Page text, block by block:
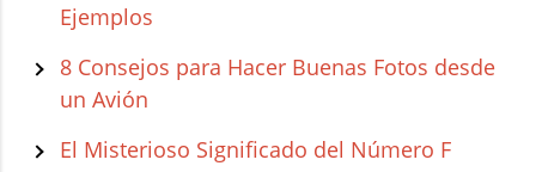
Ejemplos
8 Consejos para Hacer Buenas Fotos desde
un Avión
El Misterioso Significado del Número F